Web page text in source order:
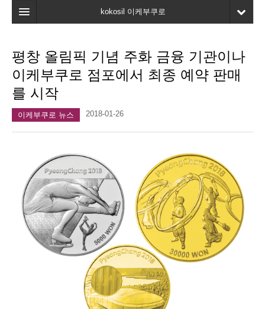
kokosil 이케부쿠로
지도
최신정보
고객평가
마이페이지
즐겨찾기
평창 올림픽 기념 주화 금융 기관이나
이케부쿠로 점포에서 최종 예약 판매
를 시작
이케부쿠로 뉴스 2018-01-26